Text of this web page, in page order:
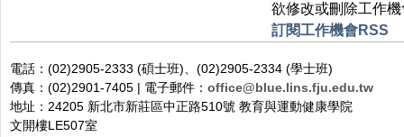
欲修改或刪除工作
訂閱工作機會RSS
電話：(02)2905-2333 (碩士班)、(02)2905-2334 (學士班)
傳真：(02)2901-7405 | 電子郵件： office@blue.lins.fju.edu.tw
地址：24205 新北市新莊區中正路510號 教育與運動健康學院
文開樓LE507室